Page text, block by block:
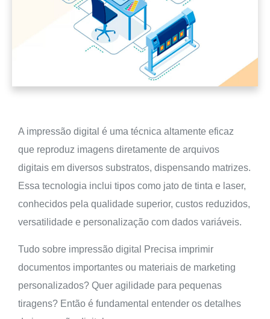
A impressão digital é uma técnica altamente eficaz
que reproduz imagens diretamente de arquivos
digitais em diversos substratos, dispensando matrizes.
Essa tecnologia inclui tipos como jato de tinta e laser,
conhecidos pela qualidade superior, custos reduzidos,
versatilidade e personalização com dados variáveis.
Tudo sobre impressão digital Precisa imprimir
documentos importantes ou materiais de marketing
personalizados? Quer agilidade para pequenas
tiragens? Então é fundamental entender os detalhes